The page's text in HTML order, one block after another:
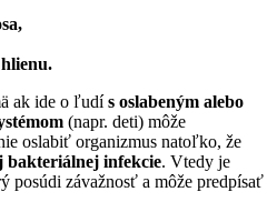
ak ide o ľudís oslabeným alebo
(napr. deti) môže
oslabiť organizmus natoľko, že
bakteriálnej infekcie. Vtedy je
posúdi závažnosť a môže predpísať